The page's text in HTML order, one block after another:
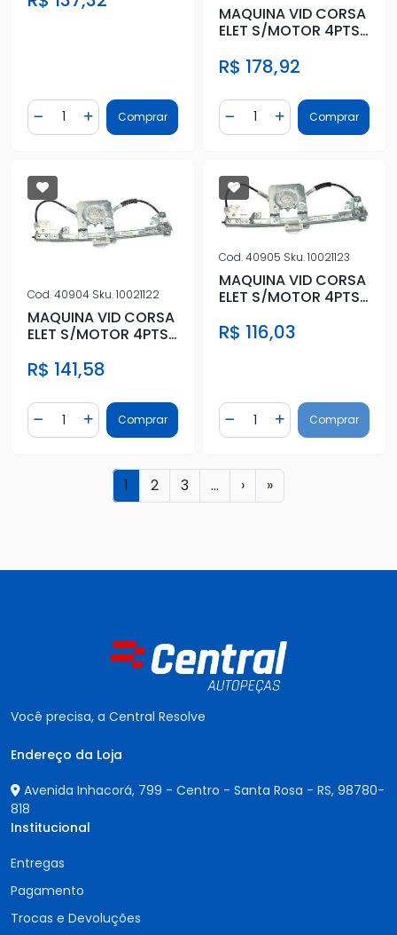
Diminuir Quantidade
Quantidade
Adicionar Quantidade
Comprar
MAQUINA VID CORSA
ELET S/MOTOR 4PTS
R$ 178,92
Diminuir Quantidade
Quantidade
AdicionarComprar
Cod.40904 Sku.10021122
MAQUINA VID CORSA
ELET S/MOTOR 4PTS
R$ 141,58
Diminuir Quantidade
Quantidade
Adicionar Quantidade
Comprar
Cod.40905 Sku.10021123
MAQUINA VID CORSA
ELET S/MOTOR 4PTS
R$ 116,03
Diminuir Quantidade
Quantidade
AdicionarComprar
1 2 3 ... › »
Você precisa, a Central Resolve
Endereço da Loja
Avenida Inhacorá, 799 - Centro - Santa Rosa - RS, 98780-
818
Institucional
Entregas
Pagamento
Trocas e Devoluções